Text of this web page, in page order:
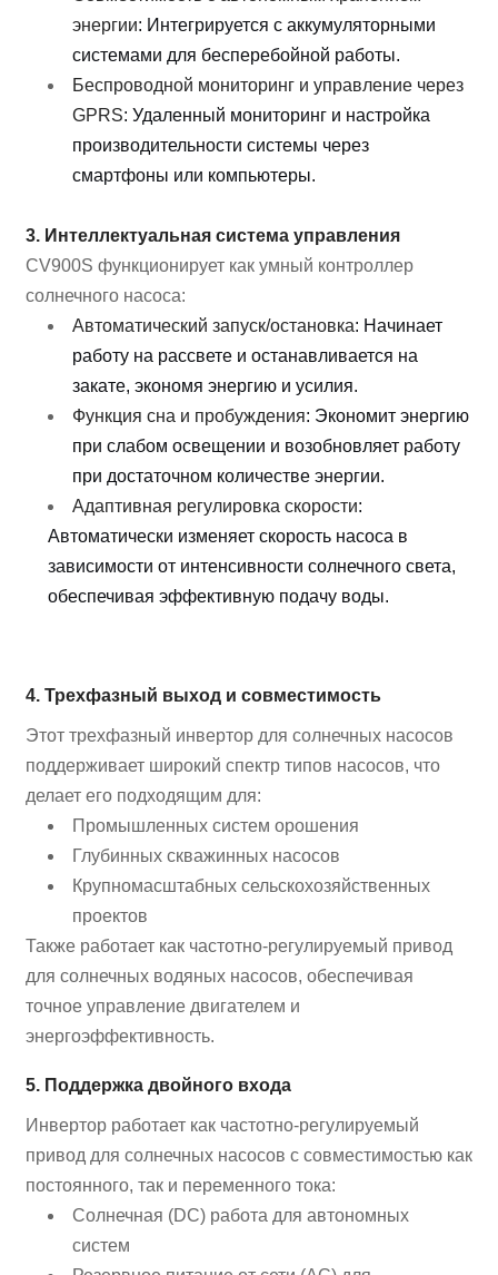
энергии: Интегрируется с аккумуляторными
системами для бесперебойной работы.
Беспроводной мониторинг и управление через
GPRS: Удаленный мониторинг и настройка
производительности системы через
смартфоны или компьютеры.
3. Интеллектуальная система управления
CV900S функционирует как умный контроллер
солнечного насоса:
Автоматический запуск/остановка: Начинает
работу на рассвете и останавливается на
закате, экономя энергию и усилия.
Функция сна и пробуждения: Экономит энергию
при слабом освещении и возобновляет работу
при достаточном количестве энергии.
Адаптивная регулировка скорости:
Автоматически изменяет скорость насоса в
зависимости от интенсивности солнечного света,
обеспечивая эффективную подачу воды.
4. Трехфазный выход и совместимость
Этот трехфазный инвертор для солнечных насосов
поддерживает широкий спектр типов насосов, что
делает его подходящим для:
Промышленных систем орошения
Глубинных скважинных насосов
Крупномасштабных сельскохозяйственных
проектов
Также работает как частотно-регулируемый привод
для солнечных водяных насосов, обеспечивая
точное управление двигателем и
энергоэффективность.
5. Поддержка двойного входа
Инвертор работает как частотно-регулируемый
привод для солнечных насосов с совместимостью как
постоянного, так и переменного тока:
Солнечная (DC) работа для автономных
систем